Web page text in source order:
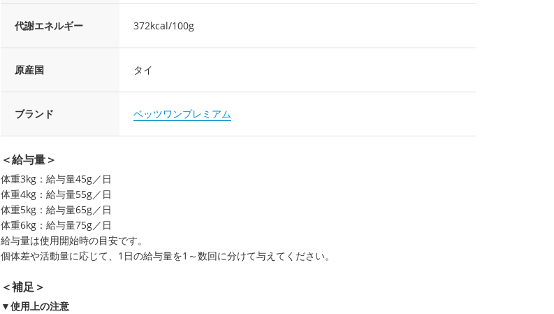
代謝エネルギー 372kcal/100g
原産国 タイ
ブランド ベッツワンプレミアム
＜給与量＞
体重3kg：給与量45g／日
体重4kg：給与量55g／日
体重5kg：給与量65g／日
体重6kg：給与量75g／日
給与量は使用開始時の目安です。
個体差や活動量に応じて、1日の給与量を1～数回に分けて与えてください。
＜補足＞
▼使用上の注意